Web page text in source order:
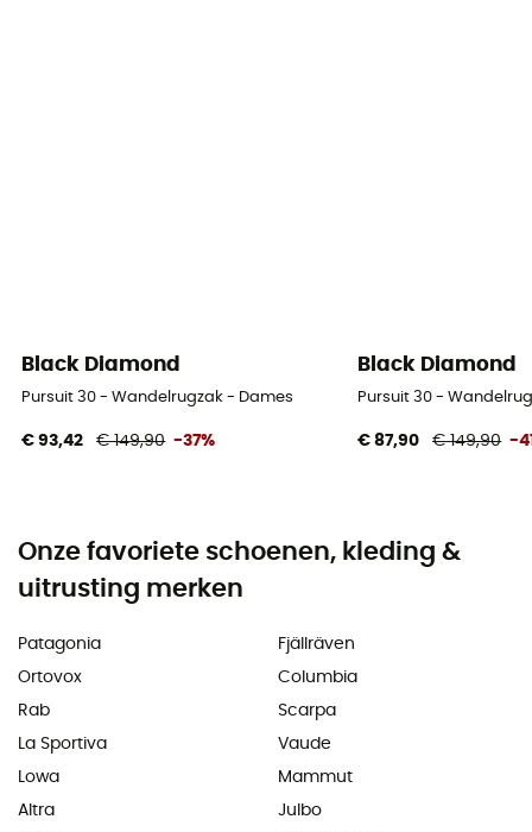
Black Diamond
Pursuit 30 - Wandelrugzak - Dames
€ 93,42 € 149,90 -37%
Black Diamond
Pursuit 30 -
€ 87,90 € 149,90 -
Onze favoriete schoenen, kleding &
uitrusting merken
Patagonia
Ortovox
Rab
La Sportiva
Lowa
Altra
Fjällräven
Columbia
Scarpa
Vaude
Mammut
Julbo